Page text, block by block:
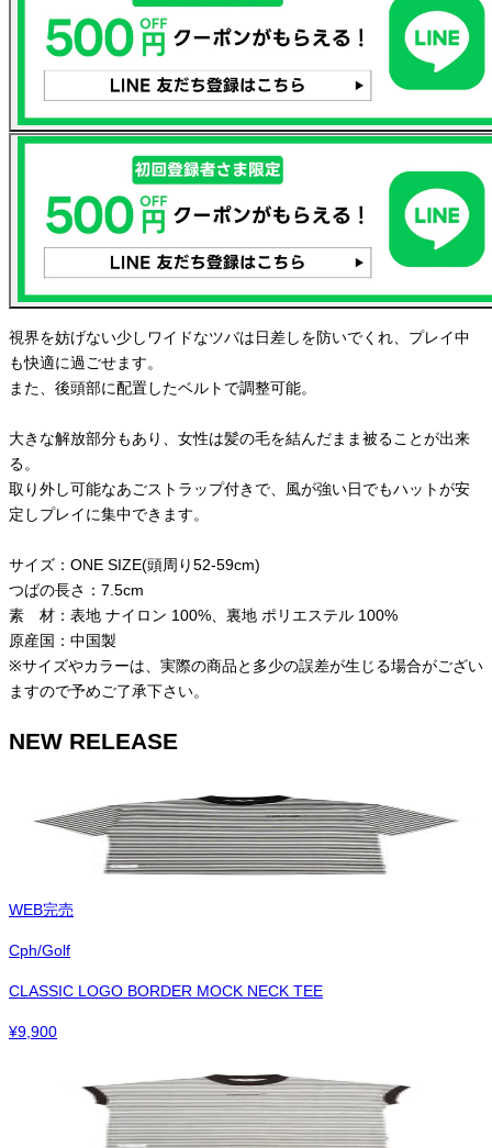
視界を妨げない少しワイドなツバは日差しを防いでくれ、プレイ中
も快適に過ごせます。
また、後頭部に配置したベルトで調整可能。
大きな解放部分もあり、女性は髪の毛を結んだまま被ることが出来
る。
取り外し可能なあごストラップ付きで、風が強い日でもハットが安
定しプレイに集中できます。
サイズ：ONE SIZE(頭周り52-59cm)
つばの長さ：7.5cm
素 材：表地 ナイロン 100%、裏地 ポリエステル 100%
原産国：中国製
※サイズやカラーは、実際の商品と多少の誤差が生じる場合がござい
ますので予めご了承下さい。
NEW RELEASE
WEB完売
Cph/Golf
CLASSIC LOGO BORDER MOCK NECK TEE
¥9,900